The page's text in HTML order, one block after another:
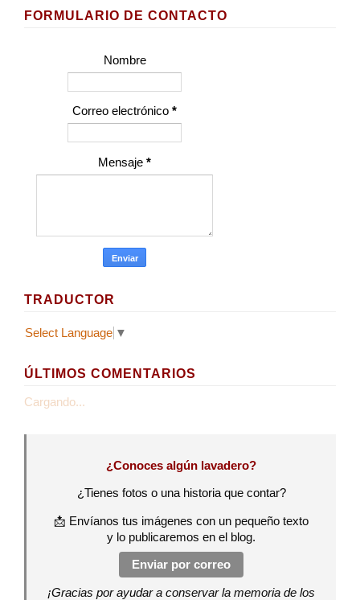
FORMULARIO DE CONTACTO
Nombre
Correo electrónico *
Mensaje *
TRADUCTOR
Select Language ▼
ÚLTIMOS COMENTARIOS
Cargando...
¿Conoces algún lavadero?
¿Tienes fotos o una historia que contar?
📩 Envíanos tus imágenes con un pequeño texto
y lo publicaremos en el blog.
Enviar por correo
¡Gracias por ayudar a conservar la memoria de los